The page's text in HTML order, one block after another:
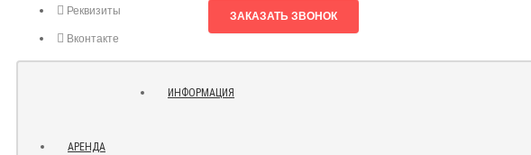
Реквизиты
Вконтакте
Я.ДЗЕН
ЗАКАЗАТЬ ЗВОНОК
ИНФОРМАЦИЯ
АРЕНДА